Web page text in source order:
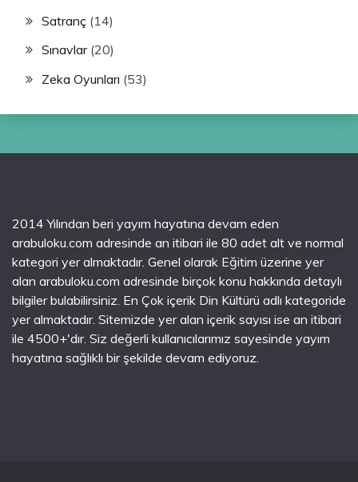
Satranç (14)
Sınavlar(20)
Zeka Oyunları (53)
2014 Yılından beri yayım hayatına devam eden
arabuloku.com adresinde an itibari ile 80 adet alt ve normal
kategori yer almaktadır. Genel olarak Eğitim üzerine yer
alan arabuloku.com adresinde birçok konu hakkında detaylı
bilgiler bulabilirsiniz. En Çok içerik Din Kültürü adlı kategoride
yer almaktadır. Sitemizde yer alan içerik sayısı ise an itibari
ile 4500+'dır. Siz değerli kullanıcılarımız sayesinde yayım
hayatına sağlıklı bir şekilde devam ediyoruz.